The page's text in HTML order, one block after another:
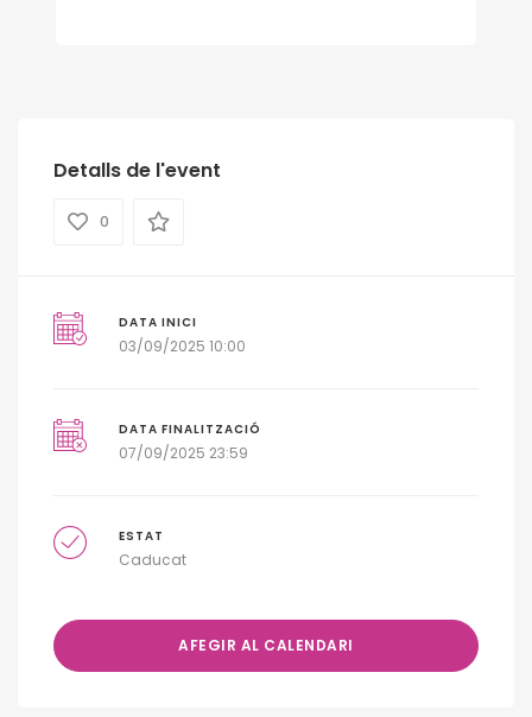
Detalls de l'event
0
DATA INICI
03/09/2025 10:00
DATA FINALITZACIÓ
07/09/2025 23:59
ESTAT
Caducat
AFEGIR AL CALENDARI